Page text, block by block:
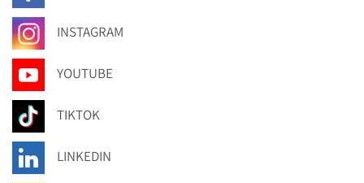
INSTAGRAM
YOUTUBE
TIKTOK
LINKEDIN